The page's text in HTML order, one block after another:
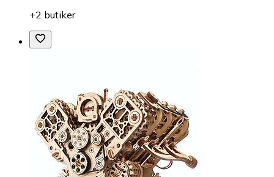
+2 butiker